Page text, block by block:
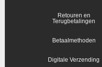
Retouren en
Terugbetalingen
Betaalmethoden
Digitale Verzending